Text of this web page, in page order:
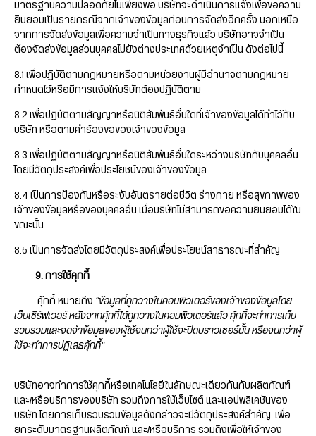
มาตรฐานความปลอดภัยไมเพียงพอ บริษัทจะดำเนินการแจ้งเพื่อขอความ
ยินยอมเป็นรายกรณีจากเจ้าของข้อมูลก่อนการจัดส่งอีกครั้ง นอกเหนือ
จากการจัดส่งข้อมูลเพื่อความจำเป็นทางธุรกิจแล้ว บริษัทอาจจำเป็น
ต้องจัดส่งข้อมูลส่วนบุคคลไปยังต่างประเทศด้วยเหตุจำเป็น ดังต่อไปนี้
8.1 เพื่อปฏิบัติตามกฎหมายหรือตามหน่วยงานผู้มีอำนาจตามกฎหมาย
กำหนดไว้หรือมีการแจ้งให้บริษัทต้องปฏิบัติตาม
8.2 เพื่อปฏิบัติตามสัญญาหรือนิติสัมพันธ์อื่นใดที่เจ้าของข้อมูลได้ทำไว้กับ
บริษัท หรือตามคำร้องขอของเจ้าของข้อมูล
8.3 เพื่อปฏิบัติตามสัญญาหรือนิติสัมพันธ์อื่นใดระหว่างบริษัทกับบุคคลอื่น
โดยมีวัตถุประสงค์เพื่อประโยชน์ของเจ้าของข้อมูล
8.4 เป็นการป้องกันหรือระงับอันตรายต่อชีวิต ร่างกาย หรือสุขภาพของ
เจ้าของข้อมูลหรือของบุคคลอื่น เมื่อบริษัทไม่สามารถขอความยินยอมได้ใน
ขณะนั้น
8.5 เป็นการจัดส่งโดยมีวัตถุประสงค์เพื่อประโยชน์สาธารณะที่สำคัญ
9. การใช้คุกกี้
คุ้กกี้ หมายถึง “ข้อมูลที่ถูกวางในคอมพิวเตอร์ของเจ้าของข้อมูลโดย
เว็บเซิร์ฟเวอร์ หลังจากคุ้กกี้ได้ถูกวางในคอมพิวเตอร์แล้ว คุ้กกี้จะทำการเก็บ
รวบรวมและจดจำข้อมูลของผู้ใช้จนกว่าผู้ใช้จะปิดบราวเซอร์นั้น หรือจนกว่าผู้
ใช้จะทำการปฏิเสธคุ้กกี้”
บริษัทอาจทำการใช้คุกกี้หรือเทคโนโลยีในลักษณะเดียวกันกับผลิตภัณฑ์
และ/หรือบริการของบริษัท รวมถึงการใช้เว็บไซต์ และแอปพลิเคชันของ
บริษัท โดยการเก็บรวบรวมข้อมูลดังกล่าวจะมีวัตถุประสงค์สำคัญ เพื่อ
ยกระดับมาตรฐานผลิตภัณฑ์ และ/หรือบริการ รวมถึงเพื่อให้เจ้าของ